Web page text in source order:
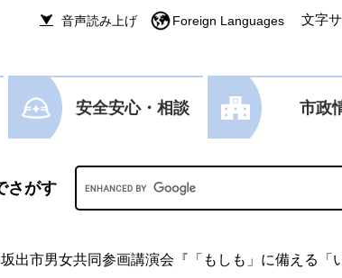
音声読み上げ Foreign Languages 文字
安全安心・相談 市政
Googleカスタム検索
坂出市男女共同参画講演会『「もしも」に備える「